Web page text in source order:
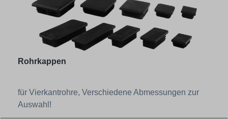
Rohrkappen
für Vierkantrohre, Verschiedene Abmessungen zur
Auswahl!